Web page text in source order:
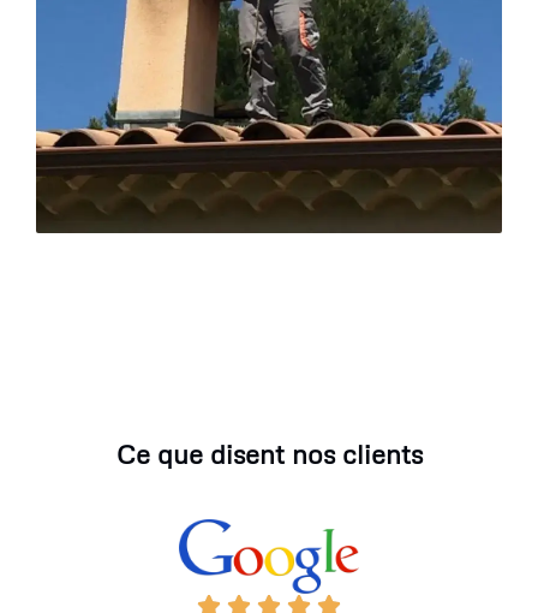
Ce que disent nos clients